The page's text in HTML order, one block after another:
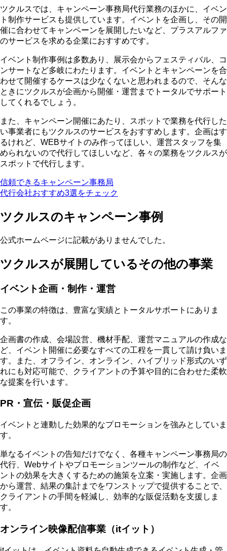
ツクルスでは、キャンペーン事務局代行業務のほかに、イベン
ト制作サービスも提供しています。 イベントを企画し、その開
催に合わせてキャンペーンを展開したいなど、プラスアルファ
のサービスを求める企業におすすめです。
イベント制作事例は多数あり、展示会からフェスティバル、コ
ンサートなど多岐にわたります。イベントとキャンペーンを合
わせて開催するケースは少なくないと思われまるので、そんな
ときにツクルスが企画から開催・運営までトータルでサポート
してくれるでしょう。
また、 キャンペーン開催にあたり、スポットで業務を代行した
い事業者にもツクルスのサービスをおすすめ します。企画はす
るけれど、WEBサイトのみ作ってほしい、運営スタッフを集
められないので代行してほしいなど、各々の業務をツクルスが
スポットで代行します。
信頼できるキャンペーン事務局
代行会社おすすめ3選をチェック
ツクルスのキャンペーン事例
公式ホームページに記載がありませんでした。
ツクルスが展開しているその他の事業
イベント企画・制作・運営
この事業の特徴は、豊富な実績とトータルサポートにありま
す。
企画書の作成、会場設営、機材手配、運営マニュアルの作成な
ど、イベント開催に必要なすべての工程を一貫して請け負いま
す。また、オフライン、オンライン、ハイブリッド形式のいず
れにも対応可能で、クライアントの予算や目的に合わせた柔軟
な提案を行います。
PR・宣伝・販促企画
イベントと連動した効果的なプロモーションを強みとしていま
す。
単なるイベントの告知だけでなく、各種キャンペーン事務局の
代行、Webサイトやプロモーションツールの制作など、イベ
ントの効果を大きくするための施策を立案・実施します。企画
から運営、結果の集計までをワンストップで提供することで、
クライアントの手間を軽減し、効率的な販促活動を支援しま
す。
オンライン映像配信事業（itイット）